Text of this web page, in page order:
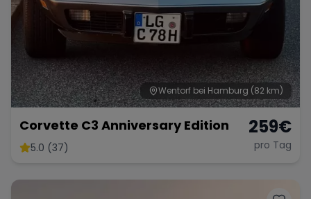
Bugatti Lotus Maserati
Range Rover CorvetteWentorf bei Hamburg (82 km)
Corvette C3 Anniversary Edition
5.0 (37)
259€
pro Tag